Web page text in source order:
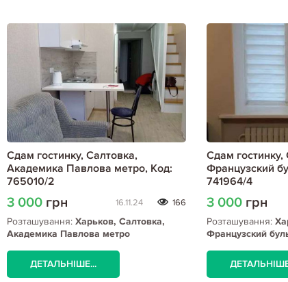
Сдам гостинку, Салтовка,
Академика Павлова метро, Код:
765010/2
3 000 грн 16.11.24 166
Розташування: Харьков, Салтовка,
Академика Павлова метро
ДЕТАЛЬНІШЕ...
Сдам гостинку,
Французский
741964/4
3 000 грн
Розташування:
Французский